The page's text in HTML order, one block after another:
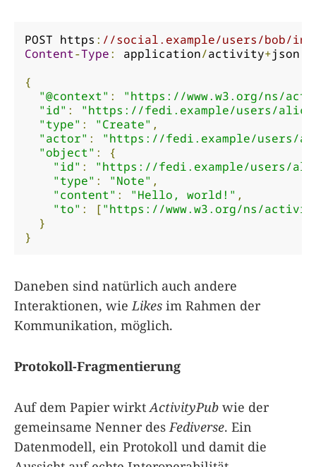
POST https : //social.example/users/bob/
Content-Type: application/activity+json
{
"@context" :
"https://www.w3.org/ns/
"id" :
"https://fedi.example/users/
"type" : "Create" ,
"actor" :
"https://fedi.example/users/
"object" :
{
"id" :
"https://fedi.example/users/
"type" : "Note" ,
"content" : "Hello, world!" ,
"to" : ["https://www.w3.org/ns/
}
}
Daneben sind natürlich auch andere
Interaktionen, wie Likes im Rahmen der
Kommunikation, möglich.
Protokoll-Fragmentierung
Auf dem Papier wirkt ActivityPub wie der
gemeinsame Nenner des Fediverse. Ein
Datenmodell, ein Protokoll und damit die